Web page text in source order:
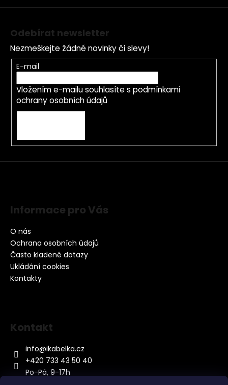
Odebírat newsletter
Nezmeškejte žádné novinky či slevy!
E-mail
Vložením e-mailu souhlasíte s podmínkami
ochrany osobních údajů
Informace pro Vás
O nás
Ochrana osobních údajů
Často kladené dotazy
Ukládání cookies
Kontakty
Kontakt
info@ikabelka.cz
+420 733 43 50 40
Po-Pá, 9-17h